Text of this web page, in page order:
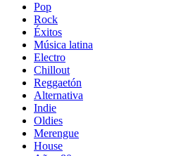
Pop
Rock
Éxitos
Música latina
Electro
Chillout
Reggaetón
Alternativa
Indie
Oldies
Merengue
House